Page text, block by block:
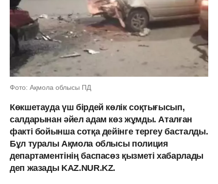
Фото: Ақмола облысы ПД
Көкшетауда үш бірдей көлік соқтығысып,
салдарынан әйел адам көз жұмды. Аталған
факті бойынша сотқа дейінге тергеу басталды.
Бұл туралы Ақмола облысы полиция
департаментінің баспасөз қызметі хабарлады
деп жазады KAZ.NUR.KZ.